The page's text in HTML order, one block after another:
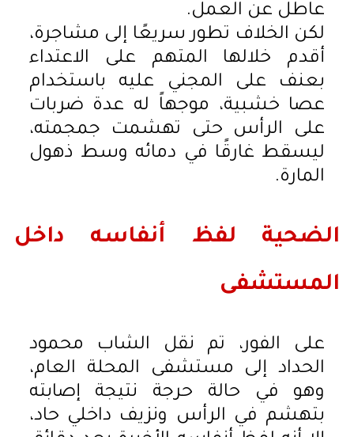
عاطل عن العمل.
لكن الخلاف تطور سريعًا إلى مشاجرة،
أقدم خلالها المتهم على الاعتداء
بعنف على المجني عليه باستخدام
عصا خشبية، موجهاً له عدة ضربات
على الرأس حتى تهشمت جمجمته،
ليسقط غارقًا في دمائه وسط ذهول
المارة.
الضحية لفظ أنفاسه داخل
المستشفى
على الفور، تم نقل الشاب محمود
الحداد إلى مستشفى المحلة العام،
وهو في حالة حرجة نتيجة إصابته
بتهشم في الرأس ونزيف داخلي حاد،